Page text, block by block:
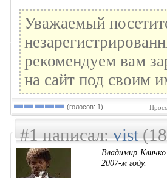
Уважаемый
рекомендуем вам
на сайт под своим
(голосов: 1)
#1 написал:vist(18
Владимир
2007-м году.